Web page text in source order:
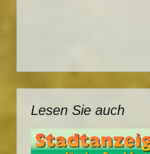
Lesen Sie auch